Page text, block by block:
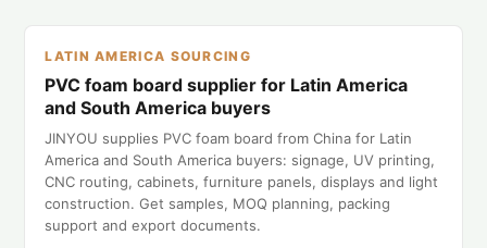
LATIN AMERICA SOURCING
PVC foam board supplier for Latin America
and South America buyers
JINYOU supplies PVC foam board from China for Latin
America and South America buyers: signage, UV printing,
CNC routing, cabinets, furniture panels, displays and light
construction. Get samples, MOQ planning, packing
support and export documents.